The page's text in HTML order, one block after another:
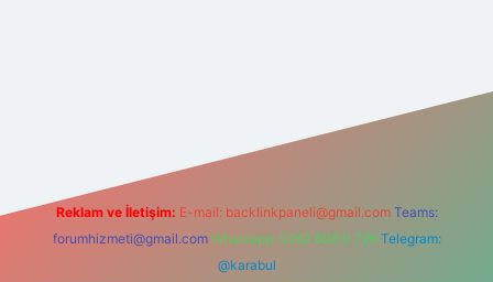
Reklam ve İletişim: E-mail: backlinkpaneli@gmail.com Teams:
forumhizmeti@gmail.com Whatsapp: 0262 606 0 726 Telegram:
@karabul